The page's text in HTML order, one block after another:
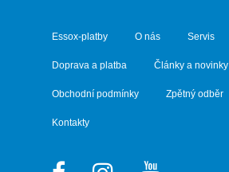
Essox-platby O nás Servis
Doprava a platba Články a novinky
Obchodní podmínky Zpětný odběr
Kontakty